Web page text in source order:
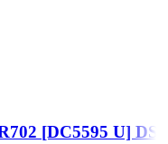
[DC5595 U] DS